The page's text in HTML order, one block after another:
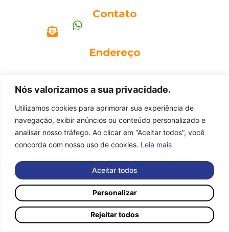
Nós valorizamos a sua privacidade.
Utilizamos cookies para aprimorar sua experiência de
navegação, exibir anúncios ou conteúdo personalizado e
analisar nosso tráfego. Ao clicar em “Aceitar todos”, você
concorda com nosso uso de cookies. Leia mais
Personalizar
Rejeitar todos
Aceitar todos
Contato
contato@r2smotors.com.br
Endereço